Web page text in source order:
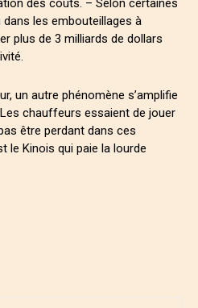
des coûts. – Selon certaines
les embouteillages à
plus de 3 milliards de dollars
un autre phénomène s’amplifie
chauffeurs essaient de jouer
être perdant dans ces
le Kinois qui paie la lourde